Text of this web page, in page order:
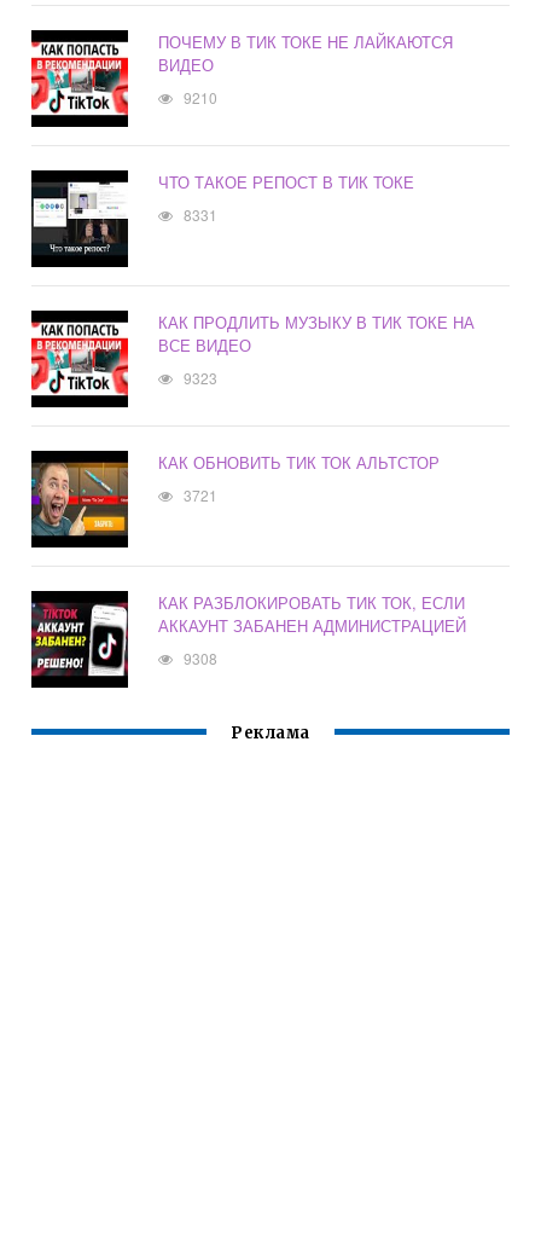
ПОЧЕМУ В ТИК ТОКЕ НЕ ЛАЙКАЮТСЯ
ВИДЕО
9210
ЧТО ТАКОЕ РЕПОСТ В ТИК ТОКЕ
8331
КАК ПРОДЛИТЬ МУЗЫКУ В ТИК ТОКЕ НА
ВСЕ ВИДЕО
9323
КАК ОБНОВИТЬ ТИК ТОК АЛЬТСТОР
3721
КАК РАЗБЛОКИРОВАТЬ ТИК ТОК, ЕСЛИ
АККАУНТ ЗАБАНЕН АДМИНИСТРАЦИЕЙ
9308
Реклама